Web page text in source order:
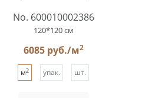
No. 600010002386
120*120 см
6085 руб./м2
м2 упак. шт.